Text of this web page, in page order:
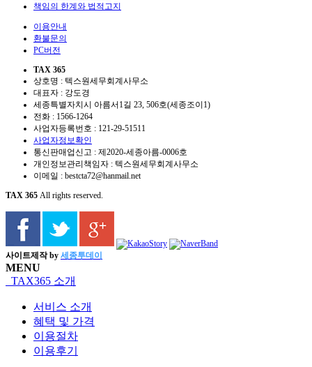
책임의 한계와 법적고지
이용안내
환불문의
PC버전
TAX 365
상호명 : 텍스원세무회계사무소
대표자 : 강도경
세종특별자치시 아름서1길 23, 506호(세종조이1)
전화 : 1566-1264
사업자등록번호 : 121-29-51511
사업자정보확인
통신판매업신고 : 제2020-세종아름-0006호
개인정보관리책임자 : 텍스원세무회계사무소
이메일 : bestcta72@hanmail.net
TAX 365 All rights reserved.
사이트제작 by 세종투데이
MENU
TAX365 소개
서비스 소개
혜택 및 가격
이용절차
이용후기